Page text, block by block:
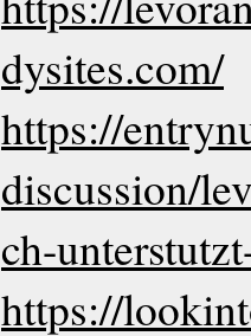
dysites.com/
https://
discussion/
ch-
https://